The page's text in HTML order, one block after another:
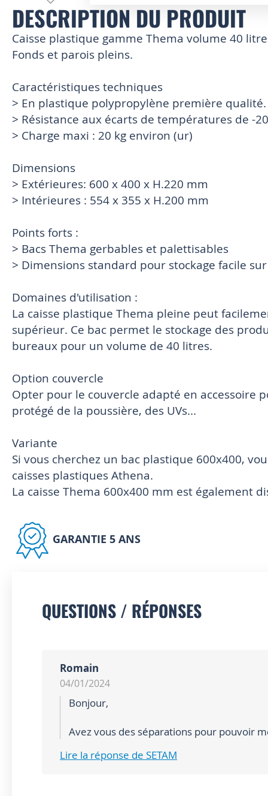
Skip
the
beginning
of
images
gallery
DESCRIPTION DU PRODUIT
Caisse plastique gamme Thema volume 40
Fonds et parois pleins.
Caractéristiques techniques
> En plastique polypropylène première qualité.
> Résistance aux écarts de températures de -
> Charge maxi : 20 kg environ (ur)
Dimensions
> Extérieures: 600 x 400 x H.220 mm
> Intérieures : 554 x 355 x H.200 mm
Points forts :
> Bacs Thema gerbables et palettisables
> Dimensions standard pour stockage facile
Domaines d'utilisation :
La caisse plastique Thema pleine peut
supérieur. Ce bac permet le stockage des
bureaux pour un volume de 40 litres.
Option couvercle
Opter pour le couvercle adapté en accessoire
protégé de la poussière, des UVs...
Variante
Si vous cherchez un bac plastique 600x400,
caisses plastiques Athena.
La caisse Thema 600x400 mm est également
GARANTIE 5 ANS
QUESTIONS / RÉPONSES
Romain
04/01/2024
Bonjour,
Avez vous des séparations pour pouvoir
Lire la réponse de SETAM